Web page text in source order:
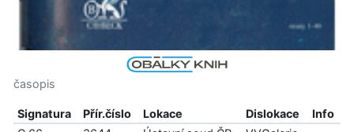
časopis
Signatura Přír.číslo Lokace Dislokace
Info